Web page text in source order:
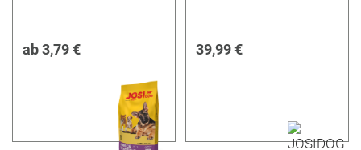
ab3,79 € 39,99 €